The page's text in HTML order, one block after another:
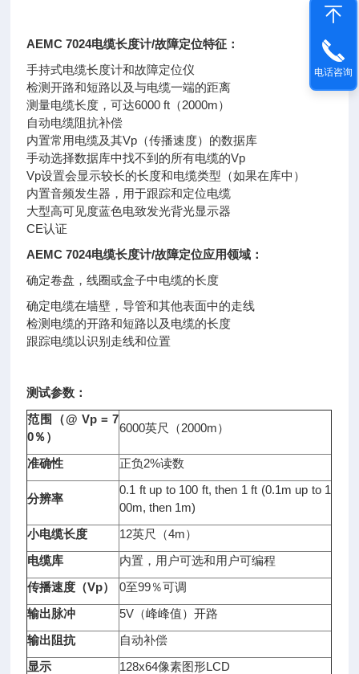
AEMC 7024电缆长度计/故障定位特征：
手持式电缆长度计和故障定位仪
检测开路和短路以及与电缆一端的距离
测量电缆长度，可达6000 ft（2000m）
自动电缆阻抗补偿
内置常用电缆及其Vp（传播速度）的数据库
手动选择数据库中找不到的所有电缆的Vp
Vp设置会显示较长的长度和电缆类型（如果在库中）
内置音频发生器，用于跟踪和定位电缆
大型高可见度蓝色电致发光背光显示器
CE认证
AEMC 7024电缆长度计/故障定位应用领域：
确定卷盘，线圈或盒子中电缆的长度
确定电缆在墙壁，导管和其他表面中的走线
检测电缆的开路和短路以及电缆的长度
跟踪电缆以识别走线和位置
测试参数：
范围（@ Vp = 7
0％）
6000英尺（2000m）
准确性 正负2%读数
分辨率
0.1 ft up to 100 ft, then 1 ft (0.1m up to 1
00m, then 1m)
小电缆长度
12英尺（4m）
电缆库
内置，用户可选和用户可编程
传播速度（Vp）
0至99％可调
输出脉冲
5V（峰峰值）开路
输出阻抗
自动补偿
显示
128x64像素图形LCD
电话咨询